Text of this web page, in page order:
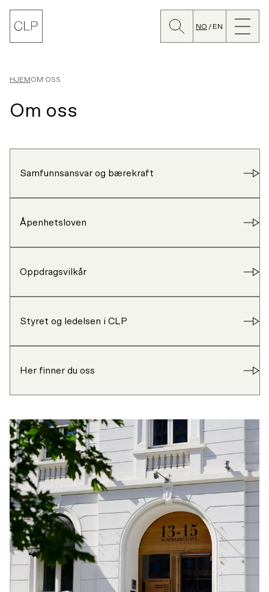
Bytt
NO EN
meny
HJEMOM OSS
Om oss
Samfunnsansvar og bærekraft
Åpenhetsloven
Oppdragsvilkår
Styret og ledelsen i CLP
Her finner du oss